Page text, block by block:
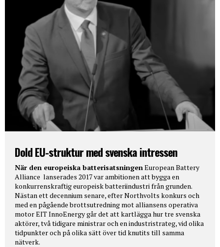
Dold EU-struktur med svenska intressen
När den europeiska batterisatsningen European Battery
Alliance lanserades 2017 var ambitionen att bygga en
konkurrenskraftig europeisk batteriindustri från grunden.
Nästan ett decennium senare, efter Northvolts konkurs och
med en pågående brottsutredning mot alliansens operativa
motor EIT InnoEnergy går det att kartlägga hur tre svenska
aktörer, två tidigare ministrar och en industristrateg, vid olika
tidpunkter och på olika sätt över tid knutits till samma
nätverk.